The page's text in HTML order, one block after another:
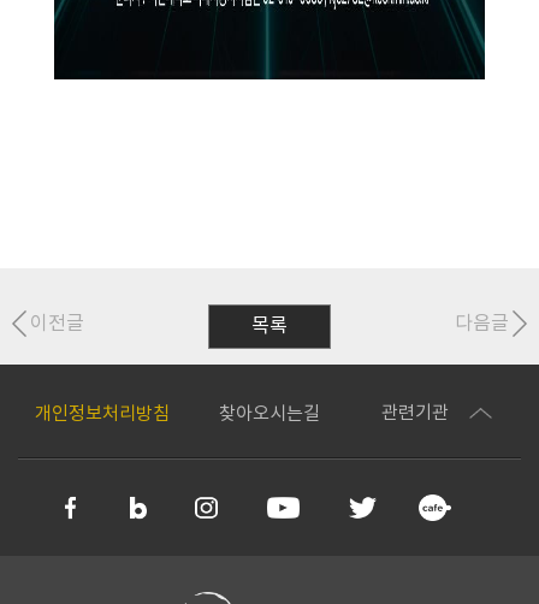
목록
이전글 다음글
개인정보처리방침 찾아오시는길 관련기관